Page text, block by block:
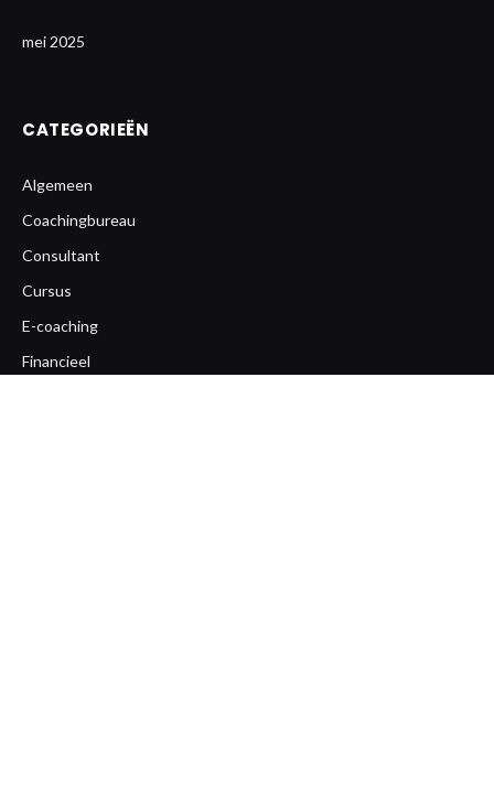
mei 2025
CATEGORIEËN
Algemeen
Coachingbureau
Consultant
Cursus
E-coaching
Financieel